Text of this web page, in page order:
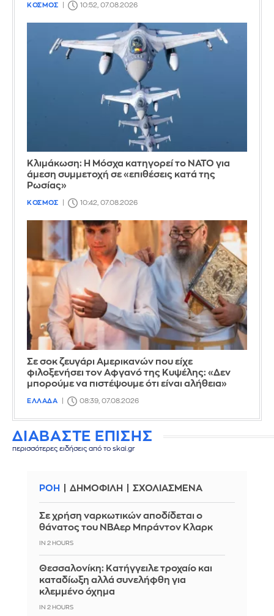
ΚΟΣΜΟΣ 10:52, 07.08.2026
Κλιμάκωση: Η Μόσχα κατηγορεί το ΝΑΤΟ για
άμεση συμμετοχή σε «επιθέσεις κατά της
Ρωσίας»
ΚΟΣΜΟΣ 10:42, 07.08.2026
Σε σοκ ζευγάρι Αμερικανών που είχε
φιλοξενήσει τον Αφγανό της Κυψέλης: «Δεν
μπορούμε να πιστέψουμε ότι είναι αλήθεια»
ΕΛΛΑΔΑ 08:39, 07.08.2026
ΔΙΑΒΑΣΤΕ ΕΠΙΣΗΣ
περισσότερες ειδήσεις από το skai.gr
ΡΟΗ ΔΗΜΟΦΙΛΗ ΣΧΟΛΙΑΣΜΕΝΑ
Σε χρήση ναρκωτικών αποδίδεται ο
θάνατος του ΝΒΑερ Μπράντον Κλαρκ
IN 2 HOURS
Θεσσαλονίκη: Κατήγγειλε τροχαίο και
καταδίωξη αλλά συνελήφθη για
κλεμμένο όχημα
IN 2 HOURS